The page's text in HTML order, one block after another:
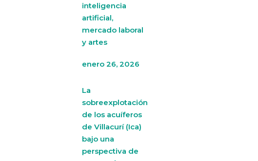
inteligencia
artificial,
mercado laboral
y artes
enero 26, 2026
La
sobreexplotación
de los acuíferos
de Villacurí (Ica)
bajo una
perspectiva de